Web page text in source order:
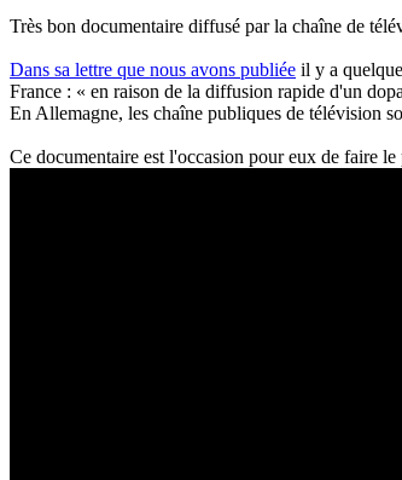
Très bon documentaire diffusé par la chaîne de
Dans sa lettre que nous avons publiée il y a
France : « en raison de la diffusion rapide d'un
En Allemagne, les chaîne publiques de télévision
Ce documentaire est l'occasion pour eux de faire